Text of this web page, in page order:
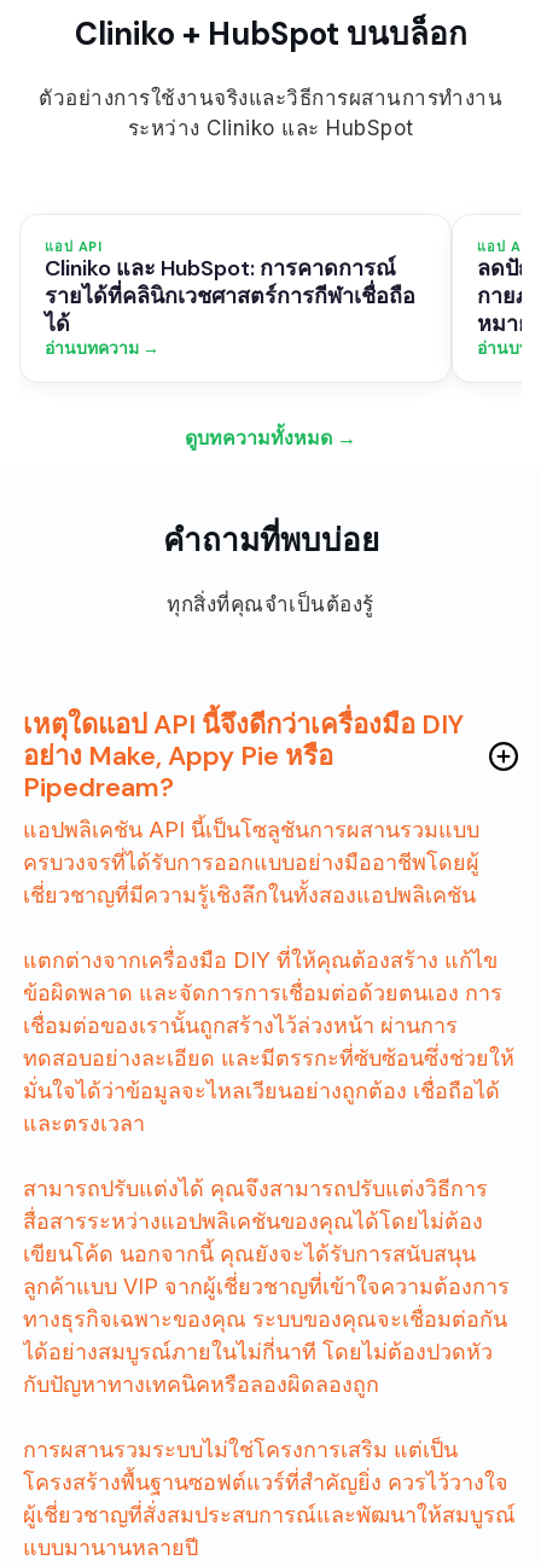
Cliniko + HubSpot บนบล็อก
ตัวอย่างการใช้งานจริงและวิธีการผสานการทำงาน
ระหว่าง Cliniko และ HubSpot
แอป API
Cliniko และ HubSpot: การคาดการณ์
รายได้ที่คลินิกเวชศาสตร์การกีฬาเชื่อถือ
ได้
อ่านบทความ →
แอป API
ลดปัญ
กายภ
หมาย
อ่านบท
ดูบทความทั้งหมด →
คำถามที่พบบ่อย
ทุกสิ่งที่คุณจำเป็นต้องรู้
เหตุใดแอป API นี้จึงดีกว่าเครื่องมือ DIY
อย่าง Make, Appy Pie หรือ
Pipedream?
แอปพลิเคชัน API นี้เป็นโซลูชันการผสานรวมแบบ
ครบวงจรที่ได้รับการออกแบบอย่างมืออาชีพโดยผู้
เชี่ยวชาญที่มีความรู้เชิงลึกในทั้งสองแอปพลิเคชัน
แตกต่างจากเครื่องมือ DIY ที่ให้คุณต้องสร้าง แก้ไข
ข้อผิดพลาด และจัดการการเชื่อมต่อด้วยตนเอง การ
เชื่อมต่อของเรานั้นถูกสร้างไว้ล่วงหน้า ผ่านการ
ทดสอบอย่างละเอียด และมีตรรกะที่ซับซ้อนซึ่งช่วยให้
มั่นใจได้ว่าข้อมูลจะไหลเวียนอย่างถูกต้อง เชื่อถือได้
และตรงเวลา
สามารถปรับแต่งได้ คุณจึงสามารถปรับแต่งวิธีการ
สื่อสารระหว่างแอปพลิเคชันของคุณได้โดยไม่ต้อง
เขียนโค้ด นอกจากนี้ คุณยังจะได้รับการสนับสนุน
ลูกค้าแบบ VIP จากผู้เชี่ยวชาญที่เข้าใจความต้องการ
ทางธุรกิจเฉพาะของคุณ ระบบของคุณจะเชื่อมต่อกัน
ได้อย่างสมบูรณ์ภายในไม่กี่นาที โดยไม่ต้องปวดหัว
กับปัญหาทางเทคนิคหรือลองผิดลองถูก
การผสานรวมระบบไม่ใช่โครงการเสริม แต่เป็น
โครงสร้างพื้นฐานซอฟต์แวร์ที่สำคัญยิ่ง ควรไว้วางใจ
ผู้เชี่ยวชาญที่สั่งสมประสบการณ์และพัฒนาให้สมบูรณ์
แบบมานานหลายปี